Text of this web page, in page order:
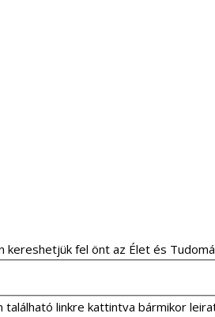
kereshetjük fel önt az Élet és
található linkre kattintva bármikor